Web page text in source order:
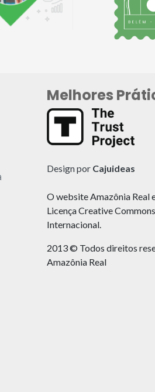
Melhores
Design por Cajuideas
O website Amazônia Real
Licença Creative
Internacional.
2013 © Todos direitos
Amazônia Real